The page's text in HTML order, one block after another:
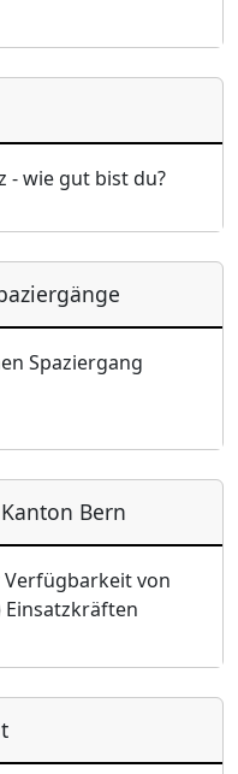
- wie gut bist du?
Spaziergang
Bern
von